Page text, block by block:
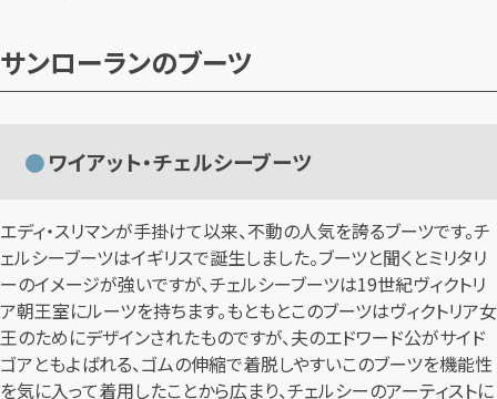
サンローランのブーツ
ワイアット・チェルシーブーツ
エディ・スリマンが手掛けて以来、不動の人気を誇るブーツです。チ
ェルシーブーツはイギリスで誕生しました。ブーツと聞くとミリタリ
ーのイメージが強いですが、チェルシーブーツは19世紀ヴィクトリ
ア朝王室にルーツを持ちます。もともとこのブーツはヴィクトリア女
王のためにデザインされたものですが、夫のエドワード公がサイド
ゴアともよばれる、ゴムの伸縮で着脱しやすいこのブーツを機能性
を気に入って着用したことから広まり、チェルシーのアーティストに